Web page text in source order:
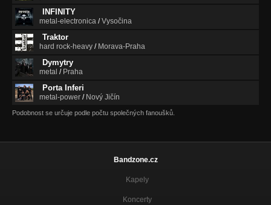
INFINITY
metal-electronica /Vysočina
Traktor
hard rock-heavy / Morava-Praha
Dymytry
metal / Praha
Porta Inferi
metal-power / Nový Jičín
Podobnost se určuje podle počtu společných fanoušků.
Bandzone.cz
Kapely
Koncerty